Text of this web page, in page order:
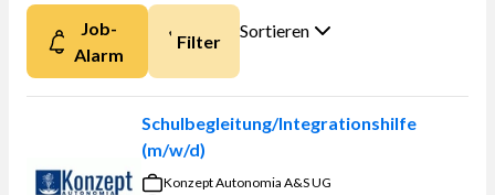
Job-
Alarm
Filter Sortieren
Sie sortieren?
Schulbegleitung/Integrationshilfe
(m/w/d)
Konzept Autonomia A&S UG